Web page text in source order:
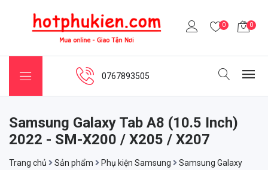
0 0
0767893505
Samsung Galaxy Tab A8 (10.5 Inch)
2022 - SM-X200 / X205 / X207
Trang chủ Sản phẩm Phụ kiện Samsung
Samsung Galaxy